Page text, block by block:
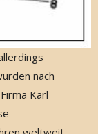
nach
Karl